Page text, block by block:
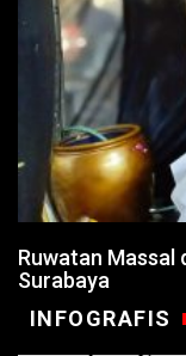
Ruwatan Massal
Surabaya
INFOGRAFIS